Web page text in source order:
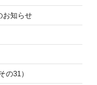
お知らせ
の31）